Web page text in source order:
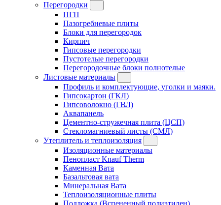
Перегородки
ПГП
Пазогребневые плиты
Блоки для перегородок
Кирпич
Гипсовые перегородки
Пустотелые перегородки
Перегородочные блоки полнотелые
Листовые материалы
Профиль и комплектующие, уголки и маяки.
Гипсокартон (ГКЛ)
Гипсоволокно (ГВЛ)
Аквапанель
Цементно-стружечная плита (ЦСП)
Стекломагниевый листы (СМЛ)
Утеплитель и теплоизоляция
Изоляционные материалы
Пенопласт Knauf Therm
Каменная Вата
Базальтовая вата
Минеральная Вата
Теплоизоляционные плиты
Подложка (Вспененный полиэтилен)